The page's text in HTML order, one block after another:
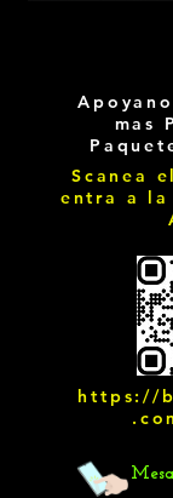
mas
Scanea
entra a la
https://